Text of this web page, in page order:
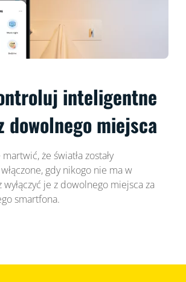
inteligentne
dowolnego miejsca
że światła zostały
gdy nikogo nie ma w
je z dowolnego miejsca za
smartfona.